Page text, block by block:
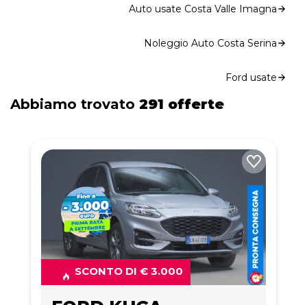
Auto usate Costa Valle Imagna
Noleggio Auto Costa Serina
Ford usate
Abbiamo trovato 291 offerte
SCONTO DI € 3.000